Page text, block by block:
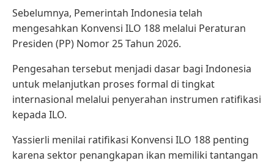
Sebelumnya, Pemerintah Indonesia telah
mengesahkan Konvensi ILO 188 melalui Peraturan
Presiden (PP) Nomor 25 Tahun 2026.
Pengesahan tersebut menjadi dasar bagi Indonesia
untuk melanjutkan proses formal di tingkat
internasional melalui penyerahan instrumen ratifikasi
kepada ILO.
Yassierli menilai ratifikasi Konvensi ILO 188 penting
karena sektor penangkapan ikan memiliki tantangan